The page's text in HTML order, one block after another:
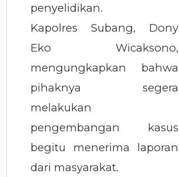
penyelidikan.
Kapolres Subang, Dony
Eko Wicaksono,
mengungkapkan bahwa
pihaknya segera
melakukan
pengembangan kasus
begitu menerima laporan
dari masyarakat.